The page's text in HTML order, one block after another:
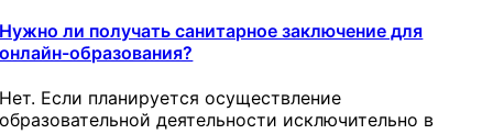
Нужно ли получать санитарное заключение для
онлайн-образования?
Нет. Если планируется осуществление
образовательной деятельности исключительно в